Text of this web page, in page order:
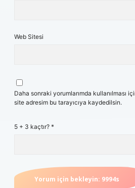
Web Sitesi
Daha sonraki yorumlarımda kullanılması
site adresim bu tarayıcıya kaydedilsin.
5 + 3 kaçtır? *